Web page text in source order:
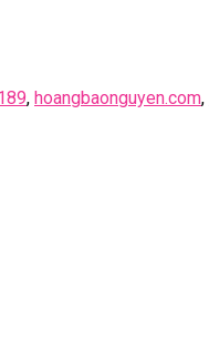
, hoangbaonguyen.com,